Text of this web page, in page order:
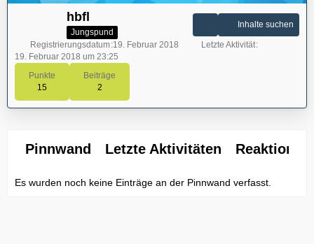
hbfl
Jungspund
Punkte
15
Beiträge
2
Inhalte suchen
Registrierungsdatum 19. Februar 2018
Letzte Aktivität
19. Februar 2018 um 23:25
Pinnwand Letzte Aktivitäten Reaktionen
Es wurden noch keine Einträge an der Pinnwand verfasst.